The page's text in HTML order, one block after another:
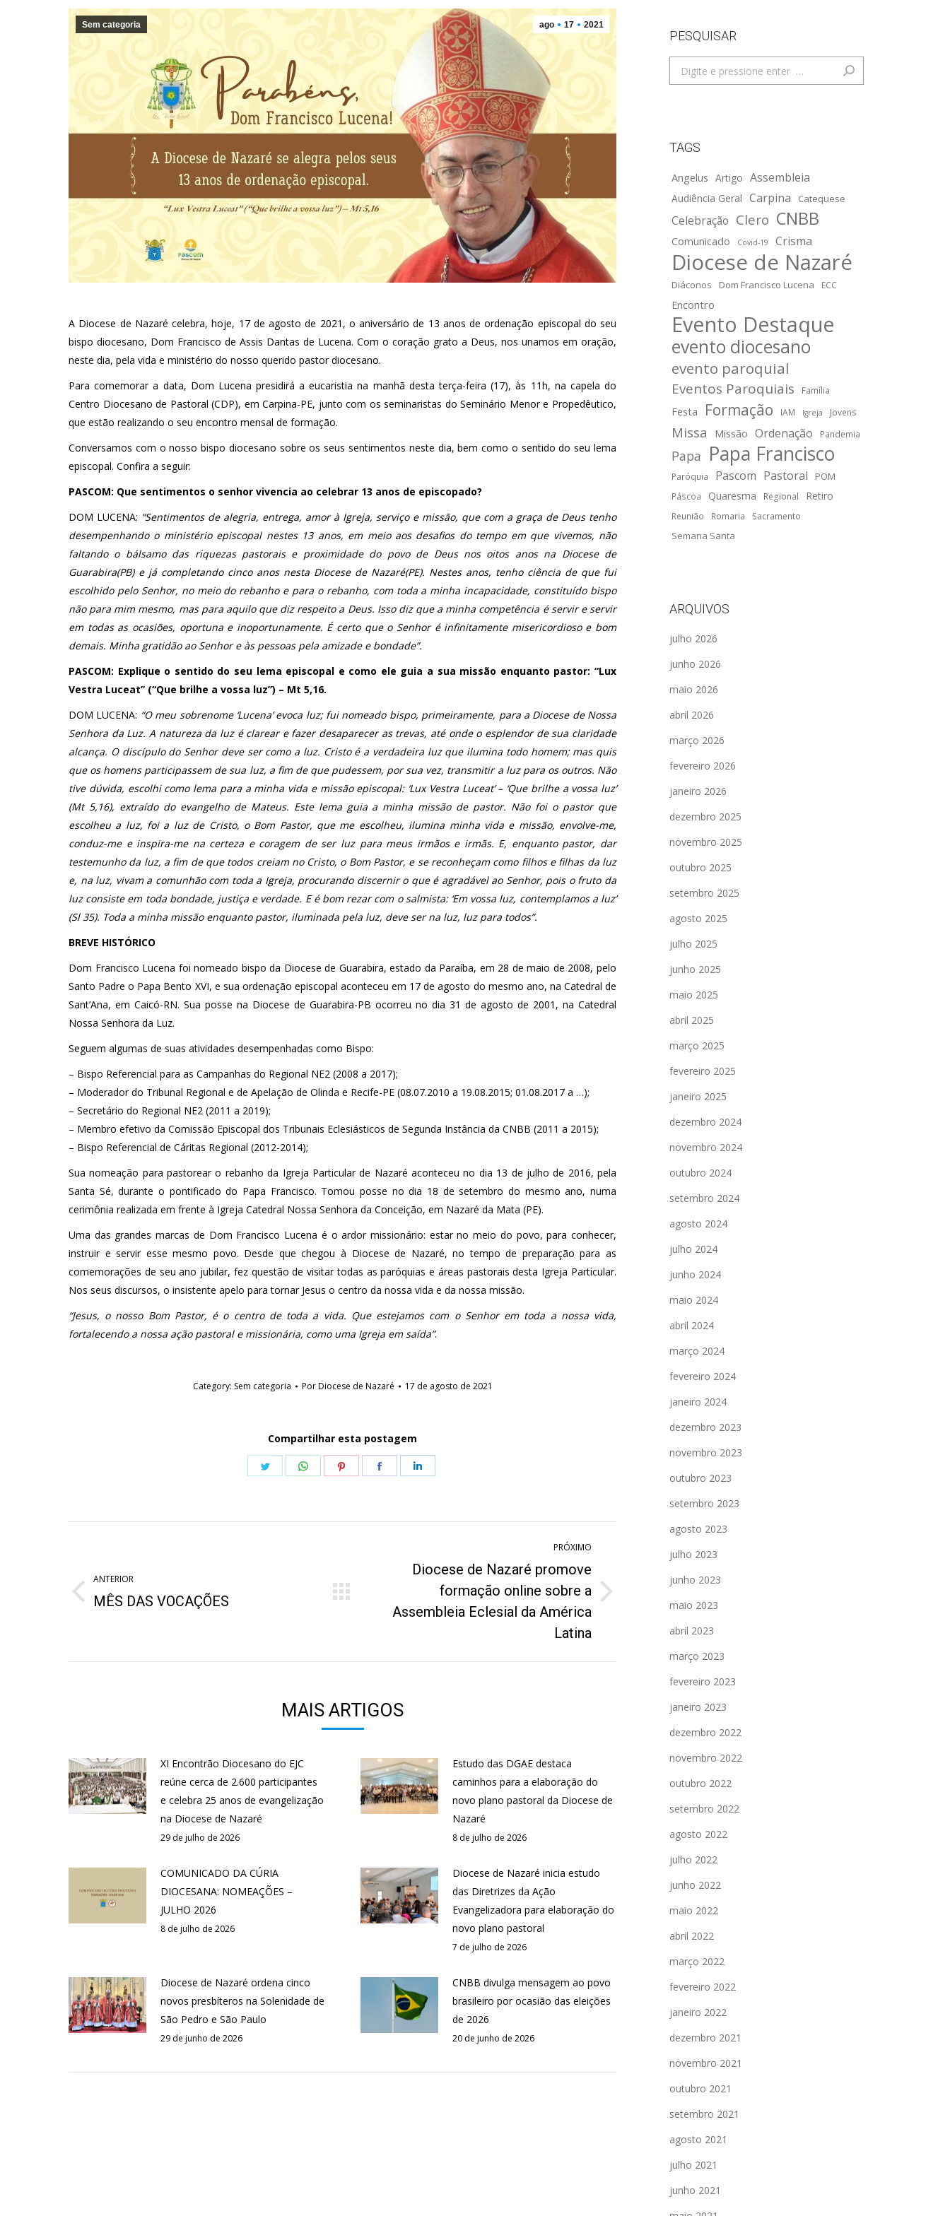
ago 17 2021
Sem categoria
A Diocese de Nazaré celebra, hoje, 17 de agosto de 2021, o aniversário de 13 anos de ordenação episcopal do seu
bispo diocesano, Dom Francisco de Assis Dantas de Lucena. Com o coração grato a Deus, nos unamos em oração,
neste dia, pela vida e ministério do nosso querido pastor diocesano.
Para comemorar a data, Dom Lucena presidirá a eucaristia na manhã desta terça-feira (17), às 11h, na capela do
Centro Diocesano de Pastoral (CDP), em Carpina-PE, junto com os seminaristas do Seminário Menor e Propedêutico,
que estão realizando o seu encontro mensal de formação.
Conversamos com o nosso bispo diocesano sobre os seus sentimentos neste dia, bem como o sentido do seu lema
episcopal. Confira a seguir:
PASCOM: Que sentimentos o senhor vivencia ao celebrar 13 anos de episcopado?
DOM LUCENA: “Sentimentos de alegria, entrega, amor à Igreja, serviço e missão, que com a graça de Deus tenho
desempenhando o ministério episcopal nestes 13 anos, em meio aos desafios do tempo em que vivemos, não
faltando o bálsamo das riquezas pastorais e proximidade do povo de Deus nos oitos anos na Diocese de
Guarabira(PB) e já completando cinco anos nesta Diocese de Nazaré(PE). Nestes anos, tenho ciência de que fui
escolhido pelo Senhor, no meio do rebanho e para o rebanho, com toda a minha incapacidade, constituído bispo
não para mim mesmo, mas para aquilo que diz respeito a Deus. Isso diz que a minha competência é servir e servir
em todas as ocasiões, oportuna e inoportunamente. É certo que o Senhor é infinitamente misericordioso e bom
demais. Minha gratidão ao Senhor e às pessoas pela amizade e bondade”.
PASCOM: Explique o sentido do seu lema episcopal e como ele guia a sua missão enquanto pastor: “Lux
Vestra Luceat” (“Que brilhe a vossa luz”) – Mt 5,16.
DOM LUCENA: “O meu sobrenome ‘Lucena’ evoca luz; fui nomeado bispo, primeiramente, para a Diocese de Nossa
Senhora da Luz. A natureza da luz é clarear e fazer desaparecer as trevas, até onde o esplendor de sua claridade
alcança. O discípulo do Senhor deve ser como a luz. Cristo é a verdadeira luz que ilumina todo homem; mas quis
que os homens participassem de sua luz, a fim de que pudessem, por sua vez, transmitir a luz para os outros. Não
tive dúvida, escolhi como lema para a minha vida e missão episcopal: ‘Lux Vestra Luceat’ – ‘Que brilhe a vossa luz’
(Mt 5,16), extraído do evangelho de Mateus. Este lema guia a minha missão de pastor. Não foi o pastor que
escolheu a luz, foi a luz de Cristo, o Bom Pastor, que me escolheu, ilumina minha vida e missão, envolve-me,
conduz-me e inspira-me na certeza e coragem de ser luz para meus irmãos e irmãs. E, enquanto pastor, dar
testemunho da luz, a fim de que todos creiam no Cristo, o Bom Pastor, e se reconheçam como filhos e filhas da luz
e, na luz, vivam a comunhão com toda a Igreja, procurando discernir o que é agradável ao Senhor, pois o fruto da
luz consiste em toda bondade, justiça e verdade. E é bom rezar com o salmista: ‘Em vossa luz, contemplamos a luz’
(Sl 35). Toda a minha missão enquanto pastor, iluminada pela luz, deve ser na luz, luz para todos”.
BREVE HISTÓRICO
Dom Francisco Lucena foi nomeado bispo da Diocese de Guarabira, estado da Paraíba, em 28 de maio de 2008, pelo
Santo Padre o Papa Bento XVI, e sua ordenação episcopal aconteceu em 17 de agosto do mesmo ano, na Catedral de
Sant’Ana, em Caicó-RN. Sua posse na Diocese de Guarabira-PB ocorreu no dia 31 de agosto de 2001, na Catedral
Nossa Senhora da Luz.
Seguem algumas de suas atividades desempenhadas como Bispo:
– Bispo Referencial para as Campanhas do Regional NE2 (2008 a 2017);
– Moderador do Tribunal Regional e de Apelação de Olinda e Recife-PE (08.07.2010 a 19.08.2015; 01.08.2017 a …);
– Secretário do Regional NE2 (2011 a 2019);
– Membro efetivo da Comissão Episcopal dos Tribunais Eclesiásticos de Segunda Instância da CNBB (2011 a 2015);
– Bispo Referencial de Cáritas Regional (2012-2014);
Sua nomeação para pastorear o rebanho da Igreja Particular de Nazaré aconteceu no dia 13 de julho de 2016, pela
Santa Sé, durante o pontificado do Papa Francisco. Tomou posse no dia 18 de setembro do mesmo ano, numa
cerimônia realizada em frente à Igreja Catedral Nossa Senhora da Conceição, em Nazaré da Mata (PE).
Uma das grandes marcas de Dom Francisco Lucena é o ardor missionário: estar no meio do povo, para conhecer,
instruir e servir esse mesmo povo. Desde que chegou à Diocese de Nazaré, no tempo de preparação para as
comemorações de seu ano jubilar, fez questão de visitar todas as paróquias e áreas pastorais desta Igreja Particular.
Nos seus discursos, o insistente apelo para tornar Jesus o centro da nossa vida e da nossa missão.
“Jesus, o nosso Bom Pastor, é o centro de toda a vida. Que estejamos com o Senhor em toda a nossa vida,
fortalecendo a nossa ação pastoral e missionária, como uma Igreja em saída”.
Category: Sem categoria PorDiocese de Nazaré 17 de agosto de 2021
Compartilhar esta postagem
Share Share
Share
Share
post:
ANTERIOR
Post
MÊS DAS VOCAÇÕES
PRÓXIMO
post:
Diocese de Nazaré promove
formação online sobre a
Assembleia Eclesial da América
Latina
MAIS ARTIGOS
XI Encontrão Diocesano do EJC
reúne cerca de 2.600 participantes
e celebra 25 anos de evangelização
na Diocese de Nazaré
29 de julho de 2026
Estudo das DGAE destaca
caminhos para a elaboração do
novo plano pastoral da Diocese de
Nazaré
8 de julho de 2026
COMUNICADO DA CÚRIA
DIOCESANA: NOMEAÇÕES –
JULHO 2026
8 de julho de 2026
Diocese de Nazaré inicia estudo
das Diretrizes da Ação
Evangelizadora para elaboração do
novo plano pastoral
7 de julho de 2026
Diocese de Nazaré ordena cinco
novos presbíteros na Solenidade de
São Pedro e São Paulo
29 de junho de 2026
CNBB divulga mensagem ao povo
brasileiro por ocasião das eleições
de 2026
20 de junho de 2026
PESQUISAR
Search:
TAGS
Angelus Artigo Assembleia
Audiência Geral Carpina Catequese
Celebração Clero CNBB
Comunicado Covid-19 Crisma
Diocese de Nazaré
Diáconos Dom Francisco Lucena ECC
Encontro
Evento Destaque
evento diocesano
evento paroquial
Eventos Paroquiais Família
Festa Formação IAM Igreja Jovens
Missa Missão Ordenação Pandemia
Papa Papa Francisco
Paróquia Pascom Pastoral POM
Páscoa Quaresma Regional Retiro
Reunião Romaria Sacramento
Semana Santa
ARQUIVOS
julho 2026
junho 2026
maio 2026
abril 2026
março 2026
fevereiro 2026
janeiro 2026
dezembro 2025
novembro 2025
outubro 2025
setembro 2025
agosto 2025
julho 2025
junho 2025
maio 2025
abril 2025
março 2025
fevereiro 2025
janeiro 2025
dezembro 2024
novembro 2024
outubro 2024
setembro 2024
agosto 2024
julho 2024
junho 2024
maio 2024
abril 2024
março 2024
fevereiro 2024
janeiro 2024
dezembro 2023
novembro 2023
outubro 2023
setembro 2023
agosto 2023
julho 2023
junho 2023
maio 2023
abril 2023
março 2023
fevereiro 2023
janeiro 2023
dezembro 2022
novembro 2022
outubro 2022
setembro 2022
agosto 2022
julho 2022
junho 2022
maio 2022
abril 2022
março 2022
fevereiro 2022
janeiro 2022
dezembro 2021
novembro 2021
outubro 2021
setembro 2021
agosto 2021
julho 2021
junho 2021